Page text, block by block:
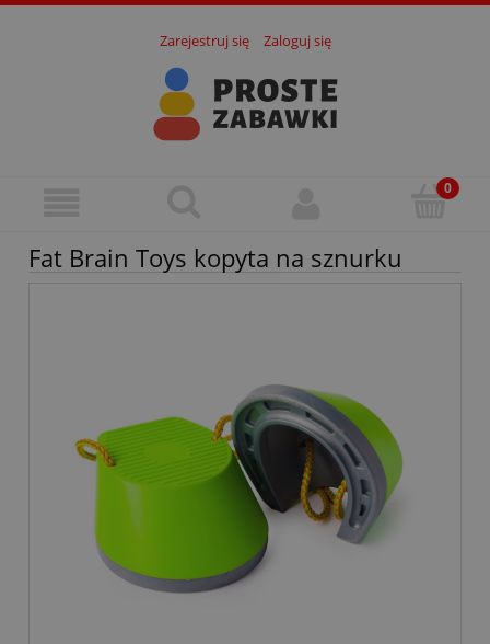
Zarejestruj się Zaloguj się
Fat Brain Toys kopyta na sznurku